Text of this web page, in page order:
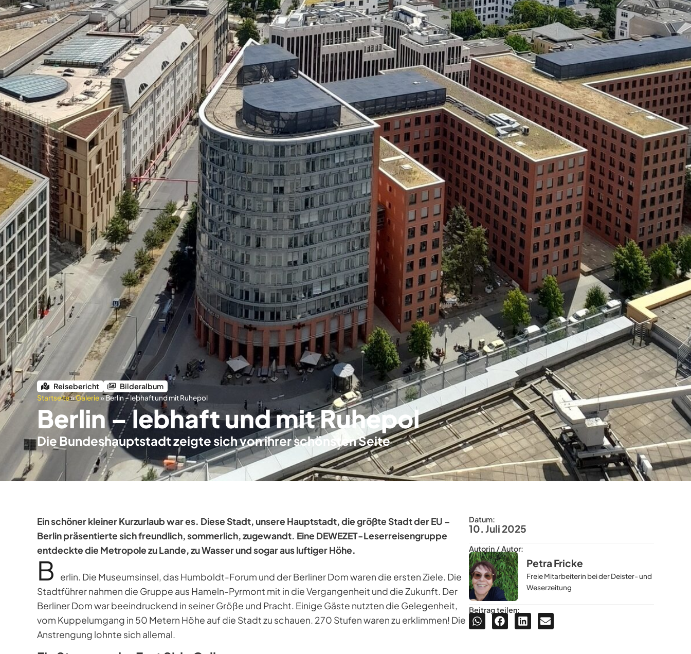
Reisebericht Bilderalbum
Startseite»Galerie»Berlin – lebhaft und mit Ruhepol
Berlin – lebhaft und mit Ruhepol
Die Bundeshauptstadt zeigte sich von ihrer schönsten Seite
Ein schöner kleiner Kurzurlaub war es. Diese Stadt, unsere Hauptstadt, die größte Stadt der EU –
Berlin präsentierte sich freundlich, sommerlich, zugewandt. Eine DEWEZET-Leserreisengruppe
entdeckte die Metropole zu Lande, zu Wasser und sogar aus luftiger Höhe.
B
erlin. Die Museumsinsel, das Humboldt-Forum und der Berliner Dom waren die ersten Ziele. Die
Stadtführer nahmen die Gruppe aus Hameln-Pyrmont mit in die Vergangenheit und die Zukunft. Der
Berliner Dom war beeindruckend in seiner Größe und Pracht. Einige Gäste nutzten die Gelegenheit,
vom Kuppelumgang in 50 Metern Höhe auf die Stadt zu schauen. 270 Stufen waren zu erklimmen! Die
Anstrengung lohnte sich allemal.
Datum:
10. Juli 2025
Autorin / Autor:
Petra Fricke
Freie Mitarbeiterin bei der Deister- und
Weserzeitung
Beitrag teilen: